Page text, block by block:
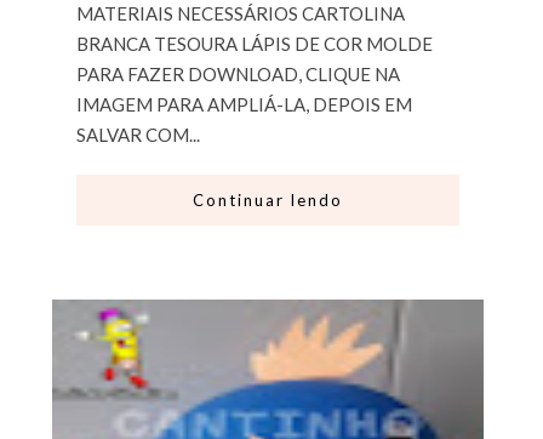
MATERIAIS NECESSÁRIOS CARTOLINA
BRANCA TESOURA LÁPIS DE COR MOLDE
PARA FAZER DOWNLOAD, CLIQUE NA
IMAGEM PARA AMPLIÁ-LA, DEPOIS EM
SALVAR COM...
Continuar lendo